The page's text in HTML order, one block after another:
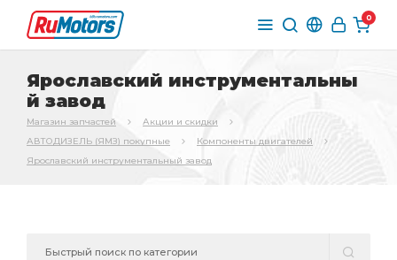
0
Ярославский инструментальны
й завод
Магазин запчастей
Акции и скидки
АВТОДИЗЕЛЬ (ЯМЗ) покупные
Компоненты двигателей
Ярославский инструментальный завод